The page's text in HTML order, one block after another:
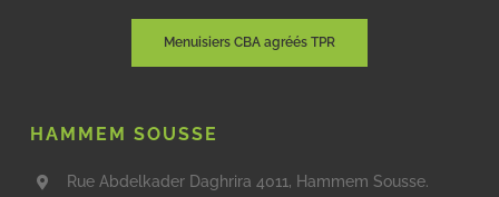
Menuisiers CBA agréés TPR
HAMMEM SOUSSE
Rue Abdelkader Daghrira 4011, Hammem Sousse.